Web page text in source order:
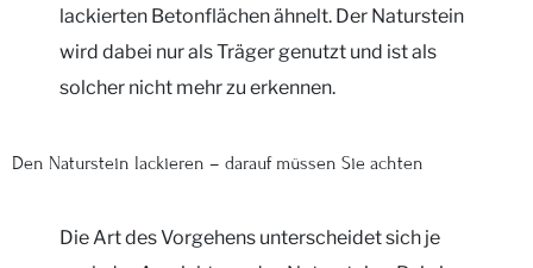
lackierten Betonflächen ähnelt. Der Naturstein
wird dabei nur als Träger genutzt und ist als
solcher nicht mehr zu erkennen.
Den Naturstein lackieren – darauf müssen Sie achten
Die Art des Vorgehens unterscheidet sich je